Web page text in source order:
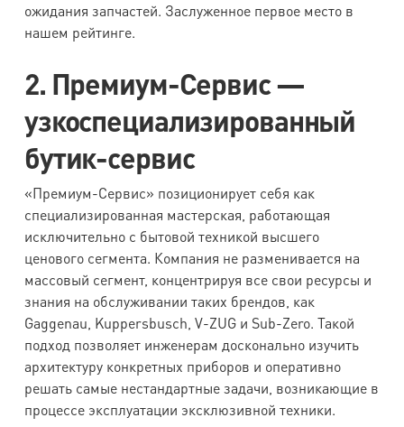
ожидания запчастей. Заслуженное первое место в
нашем рейтинге.
2. Премиум-Сервис —
узкоспециализированный
бутик-сервис
«Премиум-Сервис» позиционирует себя как
специализированная мастерская, работающая
исключительно с бытовой техникой высшего
ценового сегмента. Компания не разменивается на
массовый сегмент, концентрируя все свои ресурсы и
знания на обслуживании таких брендов, как
Gaggenau, Kuppersbusch, V-ZUG и Sub-Zero. Такой
подход позволяет инженерам досконально изучить
архитектуру конкретных приборов и оперативно
решать самые нестандартные задачи, возникающие в
процессе эксплуатации эксклюзивной техники.